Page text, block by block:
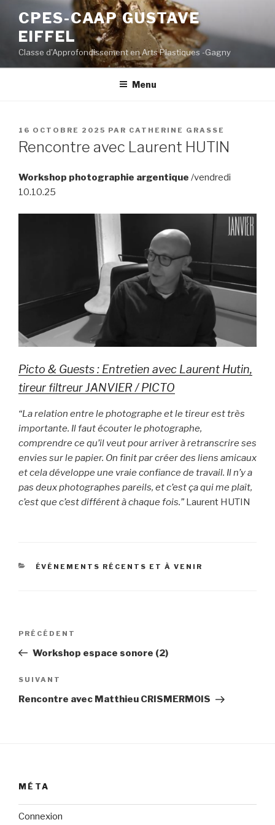
contenu
principal
CPES-CAAP GUSTAVE
EIFFEL
Classe d'Approfondissement en Arts Plastiques -Gagny
Menu
PUBLIÉ
LE
16 OCTOBRE 2025 PAR CATHERINE GRASSE
Rencontre avec Laurent HUTIN
Workshop photographie argentique /vendredi
10.10.25
Picto & Guests : Entretien avec Laurent Hutin,
tireur filtreur JANVIER / PICTO
“La relation entre le photographe et le tireur est très
importante. Il faut écouter le photographe,
comprendre ce qu’il veut pour arriver à retranscrire ses
envies sur le papier. On finit par créer des liens amicaux
et cela développe une vraie confiance de travail. Il n’y a
pas deux photographes pareils, et c’est ça qui me plaît,
c’est que c’est différent à chaque fois.”Laurent HUTIN
CATÉGORIES
ÉVÉNEMENTS RÉCENTS ET À VENIR
Navigation
l’article
Article
précédent
PRÉCÉDENT
Workshop espace sonore (2)
Article
suivant
SUIVANT
Rencontre avec Matthieu CRISMERMOIS
MÉTA
Connexion